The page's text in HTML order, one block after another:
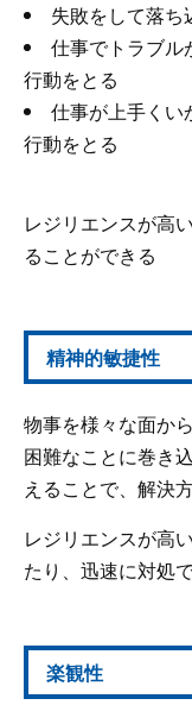
失敗をして落ち
仕事でトラブル
行動をとる
仕事が上手くい
行動をとる
レジリエンスが高
ることができる
精神的敏捷性
物事を様々な面か
困難なことに巻き
えることで、解決
レジリエンスが高
たり、迅速に対処
楽観性